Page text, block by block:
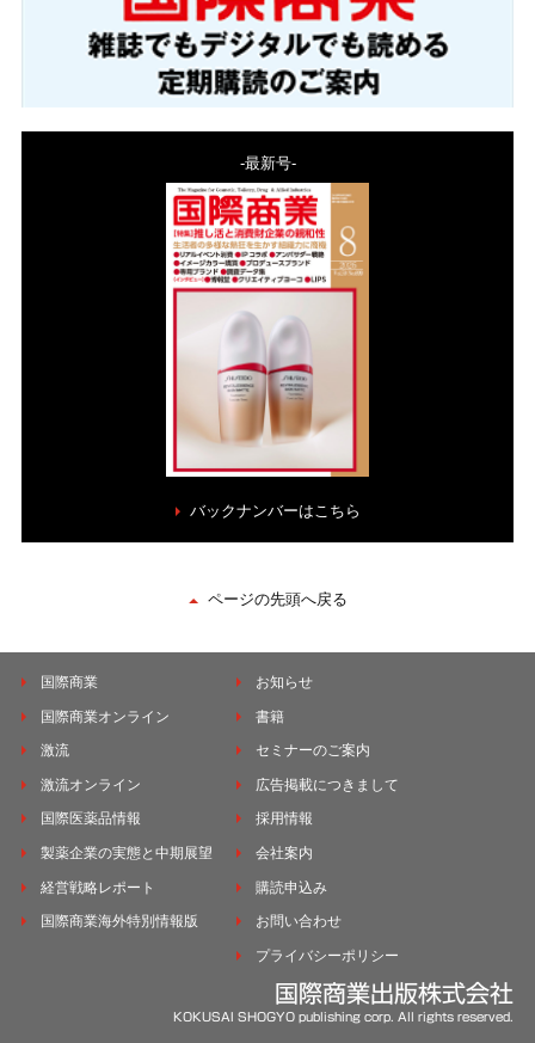
-最新号-
バックナンバーはこちら
ページの先頭へ戻る
国際商業
国際商業オンライン
激流
激流オンライン
国際医薬品情報
製薬企業の実態と中期展望
経営戦略レポート
国際商業海外特別情報版
お知らせ
書籍
セミナーのご案内
広告掲載につきまして
採用情報
会社案内
購読申込み
お問い合わせ
プライバシーポリシー